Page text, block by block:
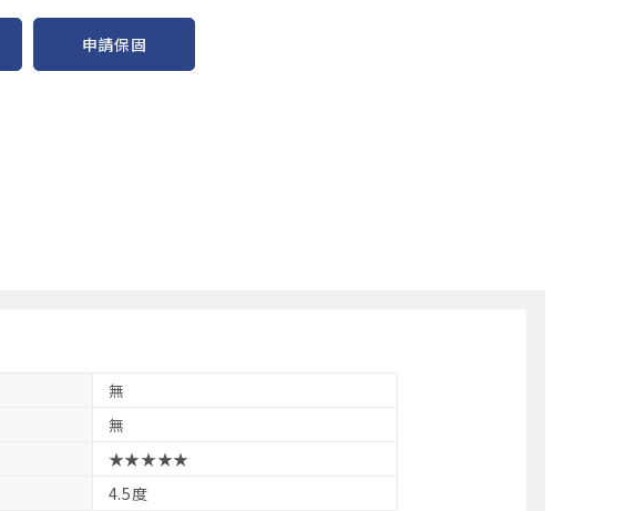
申請保固
無
無
★★★★★
4.5度